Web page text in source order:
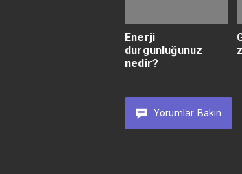
Enerji
durgunluğunuz
nedir?
Yorumlar Bakın